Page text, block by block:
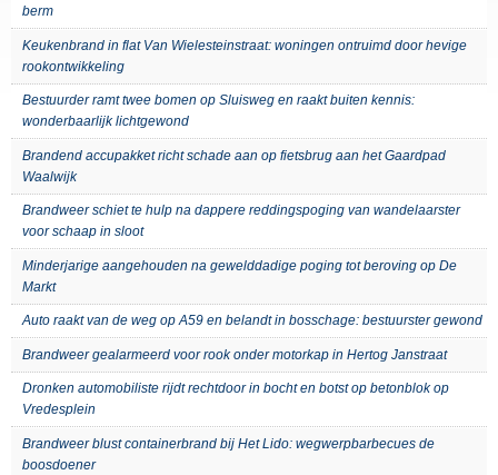
berm
Keukenbrand in flat Van Wielesteinstraat: woningen ontruimd door hevige
rookontwikkeling
Bestuurder ramt twee bomen op Sluisweg en raakt buiten kennis:
wonderbaarlijk lichtgewond
Brandend accupakket richt schade aan op fietsbrug aan het Gaardpad
Waalwijk
Brandweer schiet te hulp na dappere reddingspoging van wandelaarster
voor schaap in sloot
Minderjarige aangehouden na gewelddadige poging tot beroving op De
Markt
Auto raakt van de weg op A59 en belandt in bosschage: bestuurster gewond
Brandweer gealarmeerd voor rook onder motorkap in Hertog Janstraat
Dronken automobiliste rijdt rechtdoor in bocht en botst op betonblok op
Vredesplein
Brandweer blust containerbrand bij Het Lido: wegwerpbarbecues de
boosdoener